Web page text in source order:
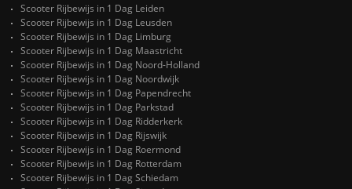
Scooter Rijbewijs in 1 Dag Leiden
Scooter Rijbewijs in 1 Dag Leusden
Scooter Rijbewijs in 1 Dag Limburg
Scooter Rijbewijs in 1 Dag Maastricht
Scooter Rijbewijs in 1 Dag Noord-Holland
Scooter Rijbewijs in 1 Dag Noordwijk
Scooter Rijbewijs in 1 Dag Papendrecht
Scooter Rijbewijs in 1 Dag Parkstad
Scooter Rijbewijs in 1 Dag Ridderkerk
Scooter Rijbewijs in 1 Dag Rijswijk
Scooter Rijbewijs in 1 Dag Roermond
Scooter Rijbewijs in 1 Dag Rotterdam
Scooter Rijbewijs in 1 Dag Schiedam